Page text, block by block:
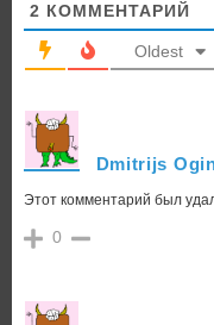
2 КОММЕНТАРИЙ
Oldest
Dmitrijs
Этот комментарий был
0